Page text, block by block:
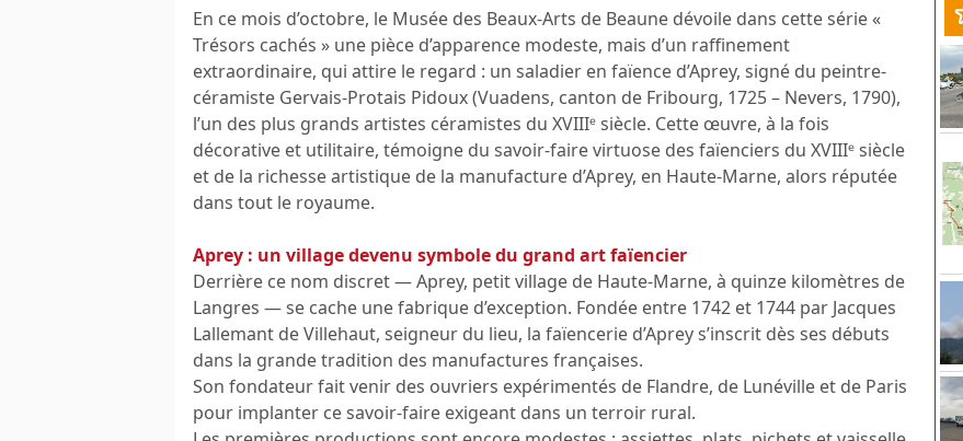
En ce mois d’octobre, le Musée des Beaux-Arts de Beaune dévoile dans cette série «
Trésors cachés » une pièce d’apparence modeste, mais d’un raffinement
extraordinaire, qui attire le regard : un saladier en faïence d’Aprey, signé du peintre-
céramiste Gervais-Protais Pidoux (Vuadens, canton de Fribourg, 1725 – Nevers, 1790),
l’un des plus grands artistes céramistes du XVIIIᵉ siècle. Cette œuvre, à la fois
décorative et utilitaire, témoigne du savoir-faire virtuose des faïenciers du XVIIIᵉ siècle
et de la richesse artistique de la manufacture d’Aprey, en Haute-Marne, alors réputée
dans tout le royaume.
Aprey : un village devenu symbole du grand art faïencier
Derrière ce nom discret — Aprey, petit village de Haute-Marne, à quinze kilomètres de
Langres — se cache une fabrique d’exception. Fondée entre 1742 et 1744 par Jacques
Lallemant de Villehaut, seigneur du lieu, la faïencerie d’Aprey s’inscrit dès ses débuts
dans la grande tradition des manufactures françaises.
Son fondateur fait venir des ouvriers expérimentés de Flandre, de Lunéville et de Paris
pour implanter ce savoir-faire exigeant dans un terroir rural.